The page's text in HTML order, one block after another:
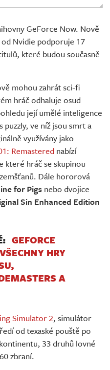
GeForce Now. Nově
Nvidie podporuje 17
které budou současně
mohou zahrát sci-fi
hráč odhaluje osud
její umělé inteligence
puzzly, ve níž jsou smrt a
využívány jako
Remasterednabízí
které hráč se skupinou
Dále hororová
for Pigs nebo dvojice
Sin Enhanced Edition
GEFORCE
HRY
A
Simulator 2, simulátor
od texaské pouště po
33 druhů lovné
zbraní.